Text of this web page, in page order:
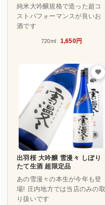
純米大吟醸規格で造った超コ
ストパフォーマンスが良いお
酒です
720ml 1,650円
出羽桜 大吟醸 雪漫々 しぼり
たて生酒 超限定品
あの雪漫々の本生が今年も登
場! 庄内地方では当店のみの取
り扱いです